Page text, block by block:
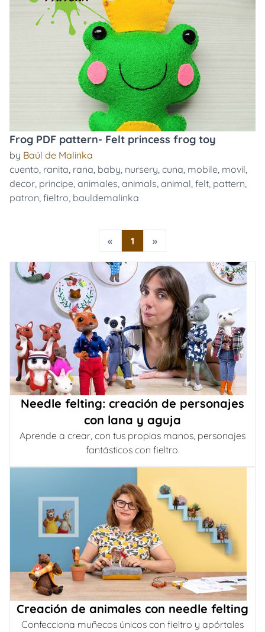
Frog PDF pattern- Felt princess frog toy
by Baúl de Malinka
cuento, ranita, rana, baby, nursery, cuna, mobile, movil,
decor, principe, animales, animals, animal, felt, pattern,
patron, fieltro, bauldemalinka
« 1 »
Needle felting: creación de personajes
con lana y aguja
Aprende a crear, con tus propias manos, personajes
fantásticos con fieltro.
Creación de animales con needle felting
Confecciona muñecos únicos con fieltro y apórtales